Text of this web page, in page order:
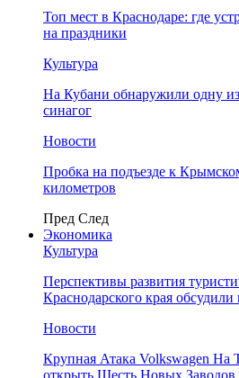
Топ мест в Краснодаре: где
на праздники
Культура
На Кубани обнаружили одну
синагог
Новости
Пробка на подъезде к
километров
Пред След
Экономика
Культура
Перспективы развития
Краснодарского края
Новости
Крупная Атака Volkswagen На
открыть Шесть Новых Заводов